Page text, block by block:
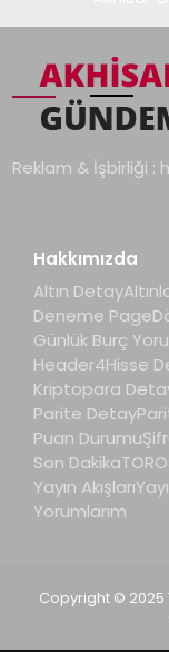
Reklam & İşbirliği :
Hakkımızda
Altın Detay
Deneme Page
Günlük Burç
Header4Hisse
Kriptopara
Parite Detay
Puan Durumu
Son Dakika
Yayın Akışları
Yorumlarım
Copyright © 2025